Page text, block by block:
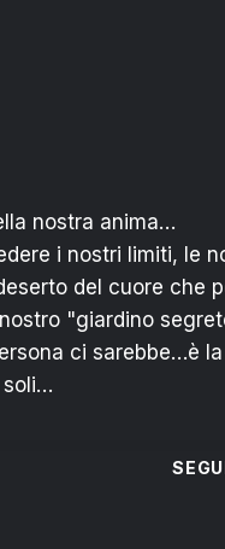
nostra anima…
i nostri limiti, le
del cuore che
"giardino
ci sarebbe…è la
soli…